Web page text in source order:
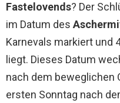
Fastelovends? Der
im Datum des
Karnevals markiert und
liegt. Dieses Datum
nach dem beweglichen
ersten Sonntag nach